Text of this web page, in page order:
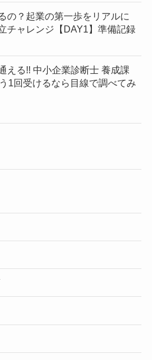
の？起業の第一歩をリアルに
ャレンジ【DAY1】準備記録
える!! 中小企業診断士 養成課
1回受けるなら目線で調べてみ